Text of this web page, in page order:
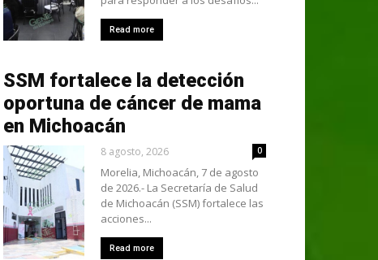
Read more
SSM fortalece la detección
oportuna de cáncer de mama
en Michoacán
8 agosto, 2026 0
Morelia, Michoacán, 7 de agosto
de 2026.- La Secretaría de Salud
de Michoacán (SSM) fortalece las
acciones...
Read more